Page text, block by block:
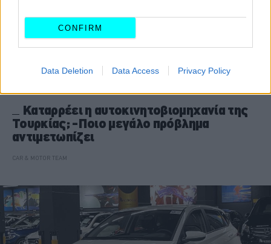
CONFIRM
Data Deletion Data Access Privacy Policy
Καταρρέει η αυτοκινητοβιομηχανία της
Τουρκίας; -Ποιο μεγάλο πρόβλημα
αντιμετωπίζει
CAR & MOTOR TEAM